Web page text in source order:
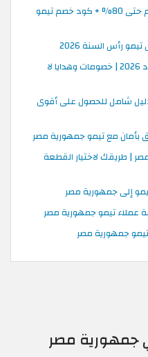
عروض تيمو رمضان 2026 | خصم حتى 80% + كود خصم تيمو
رأس السنة 2026
عروض تيمو للمستخدمين الجدد 2026 | خصومات وهدايا لا
شامل للحصول على أقوى
مع تيمو جمهورية مصر
| طريقك لاختيار القطعة
إلى جمهورية مصر
عملاء تيمو جمهورية مصر
جمهورية مصر
جمهورية مصر